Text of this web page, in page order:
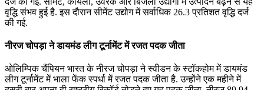
वृद्धि संभव हुई है. इस दौरान सीमेंट उद्योग में सर्वाधिक 26.3 प्रतिशत वृद्धि दर्ज
की गई.
नीरज चोपड़ा ने डायमंड लीग टूर्नामेंट में रजत पदक जीता
ओलिम्पिक चैंपियन भारत के नीरज चोपड़ा ने स्‍वीडन के स्टॉकहोम में डायमंड
लीग टूर्नामेंट में भाला फेंक स्पर्धा में रजत पदक जीता है. उन्‍होंने एक महीने में